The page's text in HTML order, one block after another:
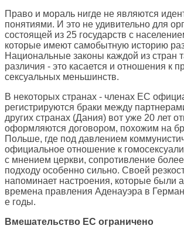
Право и мораль нигде не являются
понятиями. И это не удивительно для
состоящей из 25 государств с
которые имеют самобытную историю
Национальные законы каждой из стран
различия - это касается и отношения к
сексуальных меньшинств.
В некоторых странах - членах ЕС
регистрируются браки между
других странах (Дания) вот уже 20 лет
оформляются договором, похожим на
Польше, где под давлением
официальное отношение к
с мнением церкви, сопротивление
подходу особенно сильно. Своей
напоминает настроения, которые были
времена правления Аденауэра в
е годы.
Вмешательство ЕС ограничено